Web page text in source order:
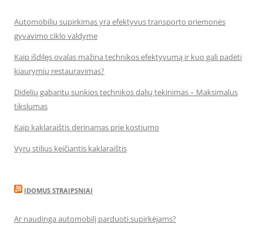
Automobilių supirkimas yra efektyvus transporto priemonės
gyvavimo ciklo valdyme
Kaip išdilęs ovalas mažina technikos efektyvumą ir kuo gali padėti
kiaurymių restauravimas?
Didelių gabaritų sunkios technikos dalių tekinimas – Maksimalus
tikslumas
Kaip kaklaraištis derinamas prie kostiumo
Vyrų stilius keičiantis kaklaraištis
IDOMUS STRAIPSNIAI
Ar naudinga automobilį parduoti supirkėjams?